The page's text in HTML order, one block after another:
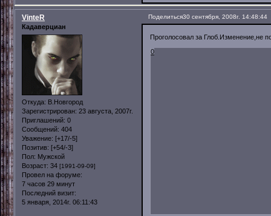
Поделиться30 сентября, 2008г. 14:48:44
VinteR
Кадаверциан
Откуда: В.Новгород
Зарегистрирован: 23 августа, 2007г.
Приглашений: 0
Сообщений: 404
Уважение: [+17/-5]
Позитив: [+54/-3]
Пол: Мужской
Возраст: 34 [1991-09-09]
Провел на форуме:
7 часов 29 минут
Последний визит:
5 января, 2014г. 06:11:43
Проголосовал за Глоб.Изменение,не
0